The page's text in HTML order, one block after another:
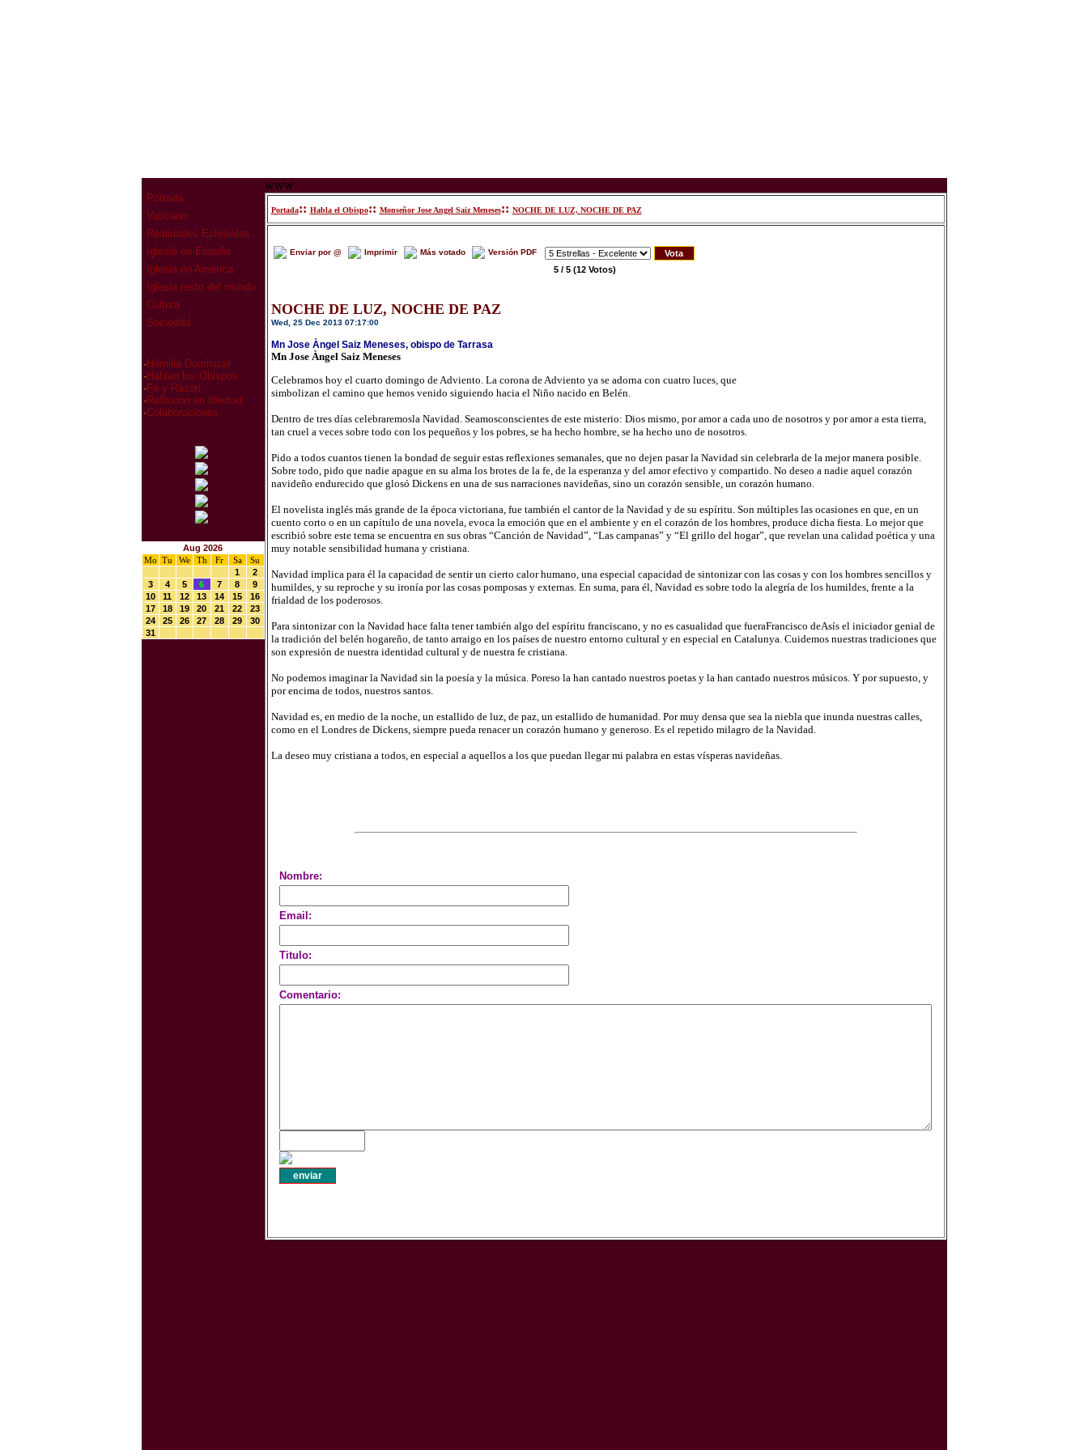
Portada
Vaticano
Realidades Eclesiales
Iglesia en España
Iglesia en América
Iglesia resto del mundo
Cultura
Sociedad
· Homilia Dominical
· Hablan los Obispos
· Fe y Razón
· Reflexion en libertad
·Colaboraciones
Aug 2026
Mo Tu We Th Fr Sa
Su
1
2
3
4 5 6 7 8
9
10
11 12 13 14 15
16
17
18 19 20 21 22
23
24
25 26 27 28 29
30
31
www
Portada:: Habla el Obispo:: Monseñor Jose Angel Saiz Meneses:: NOCHE DE LUZ, NOCHE DE PAZ
Enviar por @ Imprimir Más votado Versión PDF
5 / 5 (12 Votos)
NOCHE DE LUZ, NOCHE DE PAZ
Wed, 25 Dec 2013 07:17:00
Mn Jose Àngel Saiz Meneses, obispo de Tarrasa
Mn Jose Àngel Saiz Meneses
Celebramos hoy el cuarto domingo de Adviento. La corona de Adviento ya se adorna con cuatro luces, que
simbolizan el camino que hemos venido siguiendo hacia el Niño nacido en Belén.
Dentro de tres días celebraremosla Navidad. Seamosconscientes de este misterio: Dios mismo, por amor a cada uno de nosotros y por amor a esta tierra,
tan cruel a veces sobre todo con los pequeños y los pobres, se ha hecho hombre, se ha hecho uno de nosotros.
Pido a todos cuantos tienen la bondad de seguir estas reflexiones semanales, que no dejen pasar la Navidad sin celebrarla de la mejor manera posible.
Sobre todo, pido que nadie apague en su alma los brotes de la fe, de la esperanza y del amor efectivo y compartido. No deseo a nadie aquel corazón
navideño endurecido que glosó Dickens en una de sus narraciones navideñas, sino un corazón sensible, un corazón humano.
El novelista inglés más grande de la época victoriana, fue también el cantor de la Navidad y de su espíritu. Son múltiples las ocasiones en que, en un
cuento corto o en un capítulo de una novela, evoca la emoción que en el ambiente y en el corazón de los hombres, produce dicha fiesta. Lo mejor que
escribió sobre este tema se encuentra en sus obras “Canción de Navidad”, “Las campanas” y “El grillo del hogar”, que revelan una calidad poética y una
muy notable sensibilidad humana y cristiana.
Navidad implica para él la capacidad de sentir un cierto calor humano, una especial capacidad de sintonizar con las cosas y con los hombres sencillos y
humildes, y su reproche y su ironía por las cosas pomposas y externas. En suma, para él, Navidad es sobre todo la alegría de los humildes, frente a la
frialdad de los poderosos.
Para sintonizar con la Navidad hace falta tener también algo del espíritu franciscano, y no es casualidad que fueraFrancisco deAsís el iniciador genial de
la tradición del belén hogareño, de tanto arraigo en los países de nuestro entorno cultural y en especial en Catalunya. Cuidemos nuestras tradiciones que
son expresión de nuestra identidad cultural y de nuestra fe cristiana.
No podemos imaginar la Navidad sin la poesía y la música. Poreso la han cantado nuestros poetas y la han cantado nuestros músicos. Y por supuesto, y
por encima de todos, nuestros santos.
Navidad es, en medio de la noche, un estallido de luz, de paz, un estallido de humanidad. Por muy densa que sea la niebla que inunda nuestras calles,
como en el Londres de Dickens, siempre pueda renacer un corazón humano y generoso. Es el repetido milagro de la Navidad.
La deseo muy cristiana a todos, en especial a aquellos a los que puedan llegar mi palabra en estas vísperas navideñas.
Nombre:
Email:
Titulo:
Comentario: